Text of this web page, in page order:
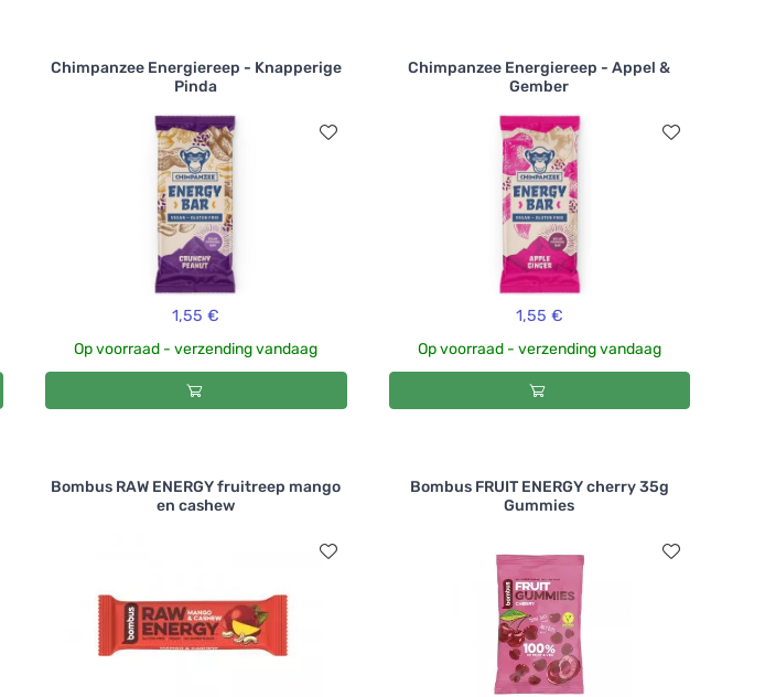
Chimpanzee Energiereep - Knapperige
Pinda
1,55 €
Op voorraad - verzending vandaag
Chimpanzee Energiereep - Appel &
Gember
1,55 €
Op voorraad - verzending vandaag
Bombus RAW ENERGY fruitreep mango
en cashew
Bombus FRUIT ENERGY cherry 35g
Gummies